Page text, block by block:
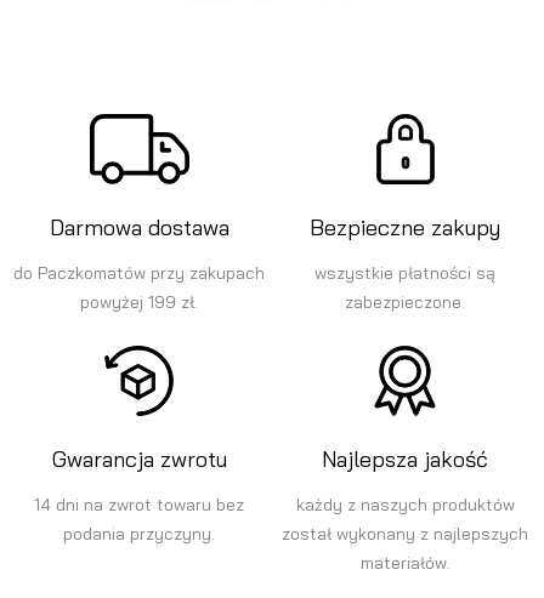
Darmowa dostawa
do Paczkomatów przy zakupach
powyżej 199 zł.
Bezpieczne zakupy
wszystkie płatności są
zabezpieczone.
Gwarancja zwrotu
14 dni na zwrot towaru bez
podania przyczyny.
Najlepsza jakość
każdy z naszych produktów
został wykonany z najlepszych
materiałów.